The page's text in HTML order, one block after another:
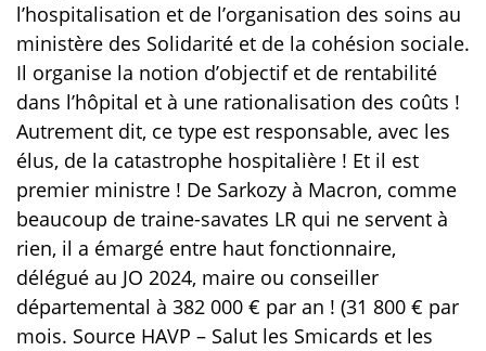
l’hospitalisation et de l’organisation des soins au
ministère des Solidarité et de la cohésion sociale.
Il organise la notion d’objectif et de rentabilité
dans l’hôpital et à une rationalisation des coûts !
Autrement dit, ce type est responsable, avec les
élus, de la catastrophe hospitalière ! Et il est
premier ministre ! De Sarkozy à Macron, comme
beaucoup de traine-savates LR qui ne servent à
rien, il a émargé entre haut fonctionnaire,
délégué au JO 2024, maire ou conseiller
départemental à 382 000 € par an ! (31 800 € par
mois. Source HAVP – Salut les Smicards et les